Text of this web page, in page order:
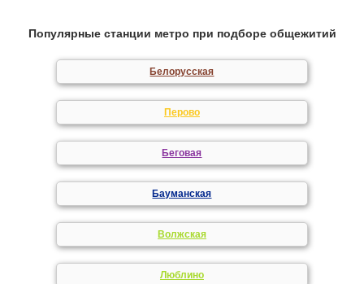
Популярные станции метро при подборе общежитий
Белорусская
Перово
Беговая
Бауманская
Волжская
Люблино